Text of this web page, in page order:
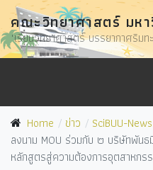
คณะวิทยาศาสตร์ มห
"เรียนวิทยาศาสตร์ บรรยากาศริมท
Home ข่าว SciBUU-News
ลงนาม MOU ร่วมกับ ๒ บริษัทพัน
หลักสูตรสู่ความต้องการอุตสาหกร